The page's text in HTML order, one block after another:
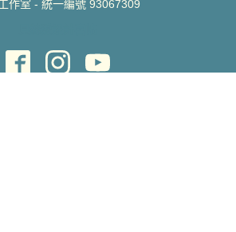
作室 - 統一編號 93067309